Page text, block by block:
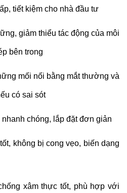
tiết kiệm cho nhà đầu tư
giảm thiểu tác động của môi
bên trong
mối nối bằng mắt thường và
có sai sót
chóng, lắp đặt đơn giản
không bị cong vẹo, biến dạng
xâm thực tốt, phù hợp với